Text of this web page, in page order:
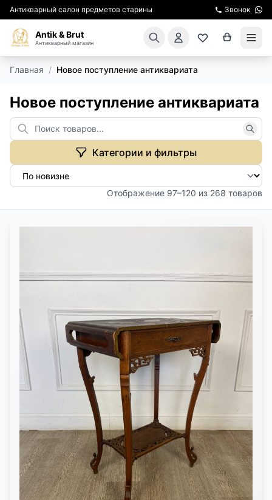
Антикварный салон предметов старины Звонок
Antik & Brut
Антикварный магазин
АРЕНДА МЕБЕЛИ
ПОДАРКИ
КИНОСЪЕМКА
РЕСТАВРАЦИЯ
ДОСТАВКА И ОПЛАТА
Главная / Новое поступление антиквариата
Новое поступление антиквариата
Категории и фильтры
Отображение 97–120 из 268 товаров